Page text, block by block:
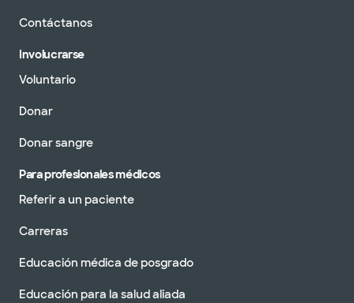
Contáctanos
Involucrarse
Voluntario
Donar
Donar sangre
Para profesionales médicos
Referir a un paciente
Carreras
Educación médica de posgrado
Educación para la salud aliada